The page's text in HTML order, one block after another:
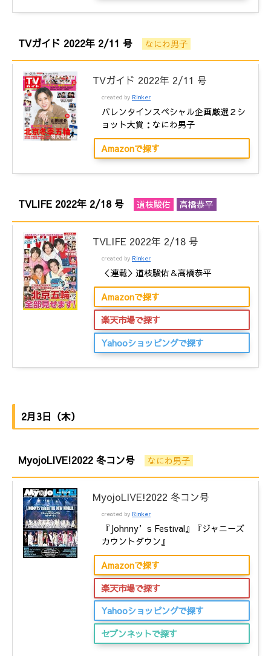
TVガイド 2022年 2/11 号 なにわ男子
TVガイド 2022年 2/11 号
created by Rinker
バレンタインスペシャル企画厳選２シ
ョット大賞：なにわ男子
Amazonで探す
TVLIFE 2022年 2/18 号 道枝駿佑 高橋恭平
TVLIFE 2022年 2/18 号
created by Rinker
＜連載＞道枝駿佑＆高橋恭平
Amazonで探す
楽天市場で探す
Yahooショッピングで探す
2月3日（木）
MyojoLIVE!2022 冬コン号 なにわ男子
MyojoLIVE!2022 冬コン号
created by Rinker
『Johnny’s Festival』『ジャニーズ
カウントダウン』
Amazonで探す
楽天市場で探す
Yahooショッピングで探す
セブンネットで探す